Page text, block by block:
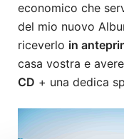
economico che
del mio nuovo
riceverlo in
casa vostra e avere
CD + una dedica